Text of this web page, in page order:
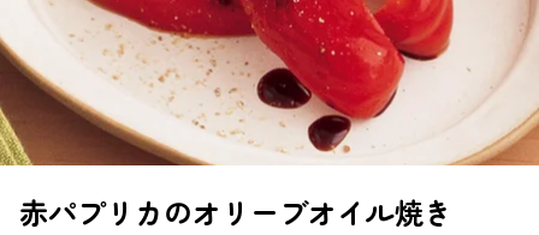
赤パプリカのオリーブオイル焼き